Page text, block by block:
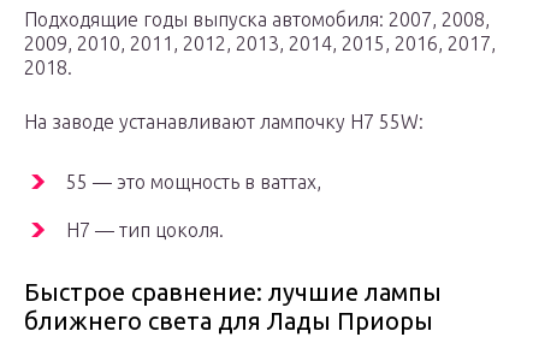
Подходящие годы выпуска автомобиля: 2007, 2008,
2009, 2010, 2011, 2012, 2013, 2014, 2015, 2016, 2017,
2018.
На заводе устанавливают лампочку H7 55W:
55 — это мощность в ваттах,
H7 — тип цоколя.
Быстрое сравнение: лучшие лампы
ближнего света для Лады Приоры